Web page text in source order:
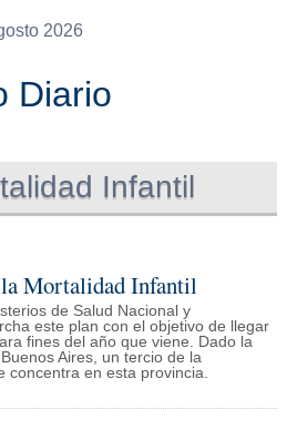
2026
Diario
Infantil
la Mortalidad Infantil
de Salud Nacional y
este plan con el objetivo de llegar
fines del año que viene. Dado la
Aires, un tercio de la
concentra en esta provincia.